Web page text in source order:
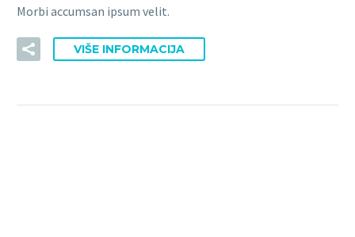
Morbi accumsan ipsum velit.
VIŠE INFORMACIJA